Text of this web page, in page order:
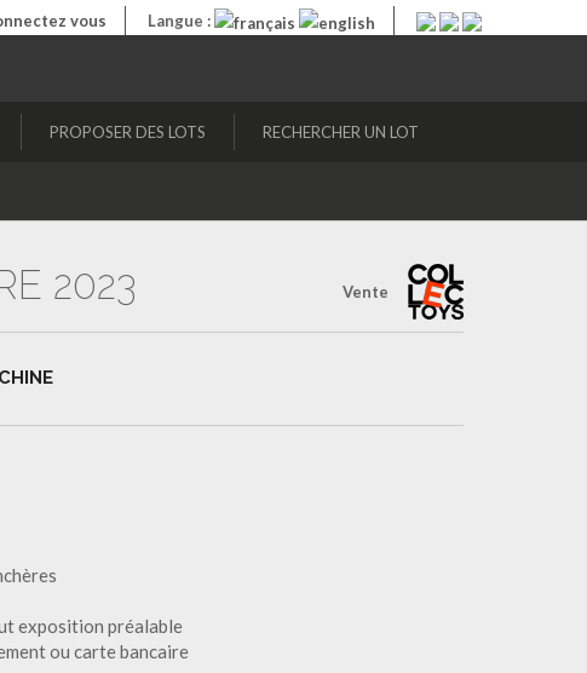
vous Langue :
PROPOSER DES LOTS RECHERCHER UN LOT
Vente
2023
exposition préalable
ou carte bancaire